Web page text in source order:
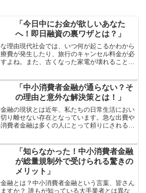
「今日中にお金が欲しいあなた
へ！即日融資の裏ワザとは？」
理由現代社会では、いつ何が起こるかわから
費が発生したり、旅行のキャンセル料金が必
よね。また、古くなった家電が壊れることも
「中小消費者金融が通らない？そ
の理由と意外な解決策とは！」
融の現状とは近年、私たちの日常生活におい
り離せない存在となっています。急な出費や
費者金融は多くの人にとって頼りにされる貴
「知らなかった！中小消費者金融
が総量規制外で受けられる驚きの
メリット」
融とは？中小消費者金融という言葉、皆さん
すか？ 誰もが知っている大手業者とは異な